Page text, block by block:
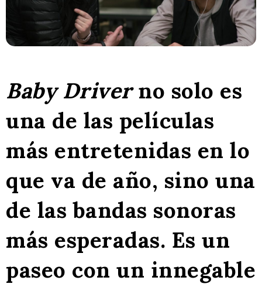
Baby Driverno solo es
una de las películas
más entretenidas en lo
que va de año, sino una
de las bandas sonoras
más esperadas. Es un
paseo con un innegable